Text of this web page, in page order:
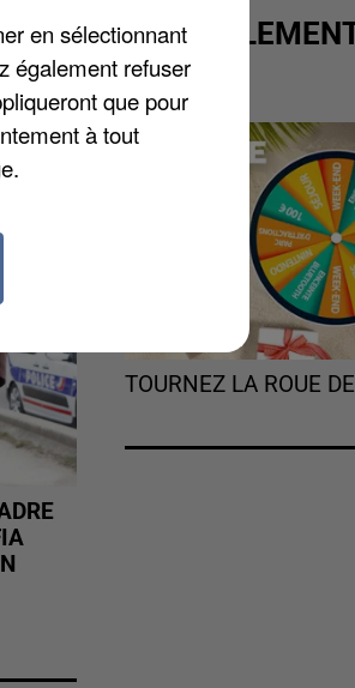
GAGNER
TOURNEZ LA ROUE
en sélectionnant
également refuser
que pour
à tout